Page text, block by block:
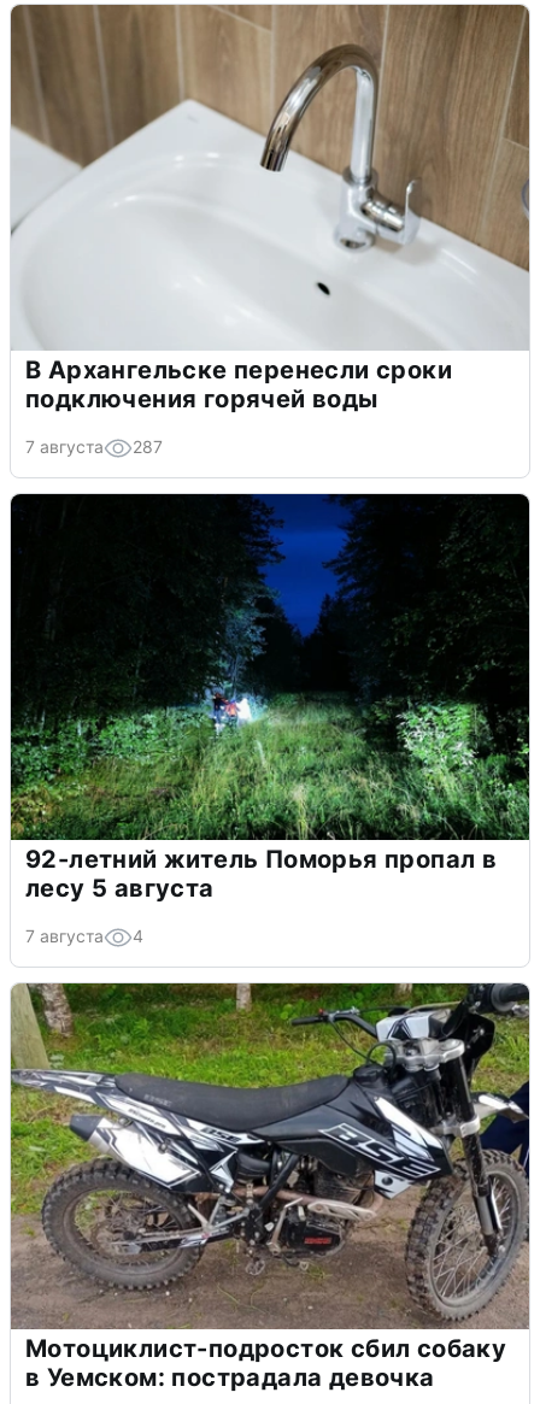
В Архангельске перенесли сроки
подключения горячей воды
7 августа 287
92-летний житель Поморья пропал в
лесу 5 августа
7 августа 4
Мотоциклист-подросток сбил собаку
в Уемском: пострадала девочка